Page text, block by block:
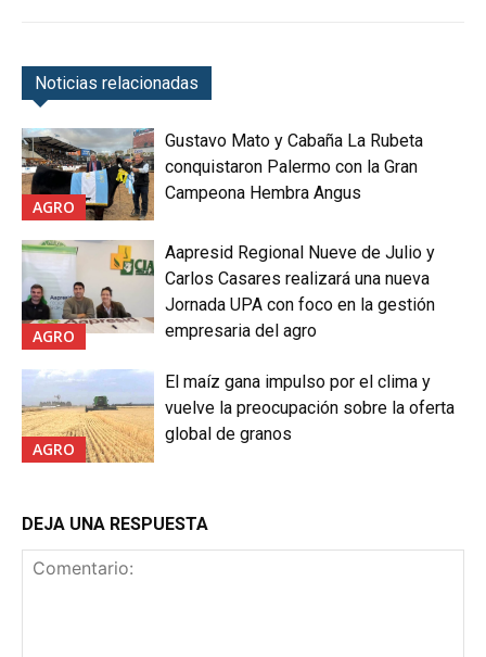
Noticias relacionadas
AGRO
Gustavo Mato y Cabaña La Rubeta
conquistaron Palermo con la Gran
Campeona Hembra Angus
AGRO
Aapresid Regional Nueve de Julio y
Carlos Casares realizará una nueva
Jornada UPA con foco en la gestión
empresaria del agro
AGRO
El maíz gana impulso por el clima y
vuelve la preocupación sobre la oferta
global de granos
DEJA UNA RESPUESTA